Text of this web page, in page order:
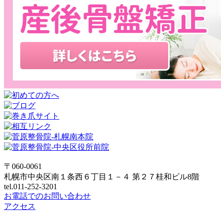
〒060-0061
札幌市中央区南１条西６丁目１－４ 第２７桂和ビル8階
tel.011-252-3201
お電話でのお問い合わせ
アクセス